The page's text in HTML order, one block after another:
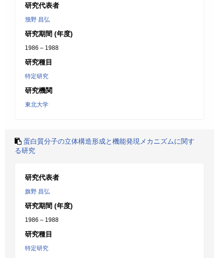
研究代表者
籏野 昌弘
研究期間 (年度)
1986 – 1988
研究種目
特定研究
研究機関
東北大学
蛋白質分子の立体構造形成と機能発現メカニズムに関す
る研究
研究代表者
旗野 昌弘
研究期間 (年度)
1986 – 1988
研究種目
特定研究